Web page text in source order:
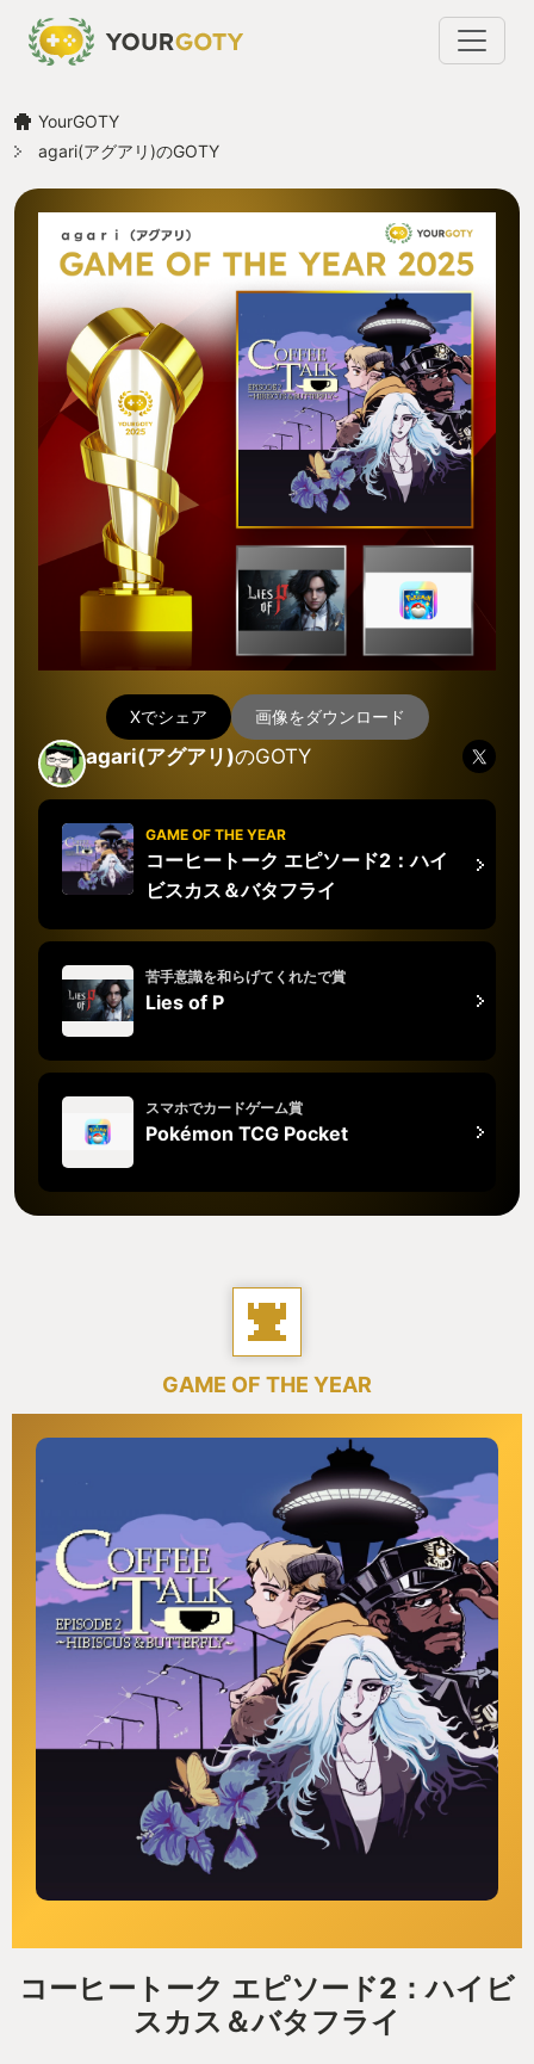
YourGOTY
agari(アグアリ)のGOTY
Xでシェア 画像をダウンロード
agari(アグアリ)のGOTY
GAME OF THE YEAR
コーヒートーク エピソード2：ハイ
ビスカス＆バタフライ
苦手意識を和らげてくれたで賞
Lies of P
スマホでカードゲーム賞
Pokémon TCG Pocket
GAME OF THE YEAR
コーヒートーク エピソード2：ハイビ
スカス＆バタフライ